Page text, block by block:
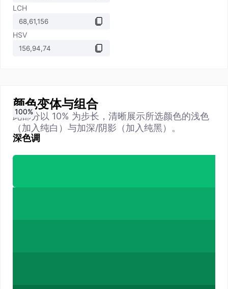
LCH
HSV
颜色变体与组合
此部分以 10% 为步长，清晰展示所选颜色的浅色
（加入纯白）与加深/阴影（加入纯黑）。
深色调
0%
10%
20%
30%
40%
50%
60%
70%
80%
90%
100%